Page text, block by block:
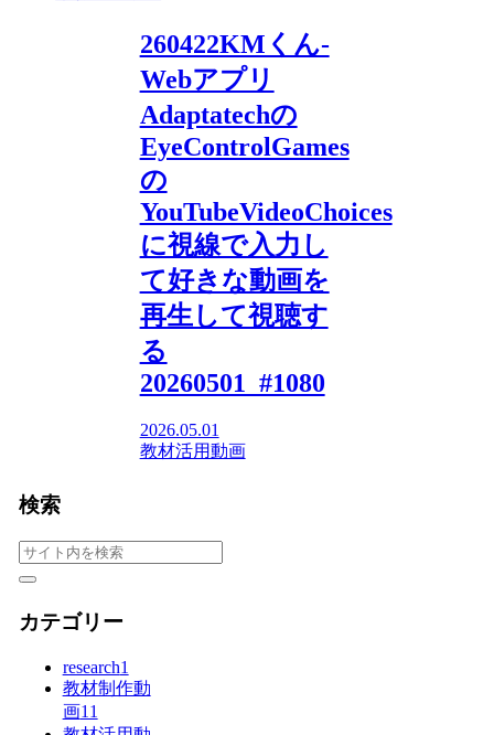
260422KMくん-
Webアプリ
Adaptatechの
EyeControlGames
の
YouTubeVideoChoices
に視線で入力し
て好きな動画を
再生して視聴す
る
20260501_#1080
2026.05.01
教材活用動画
検索
カテゴリー
research1
教材制作動
画11